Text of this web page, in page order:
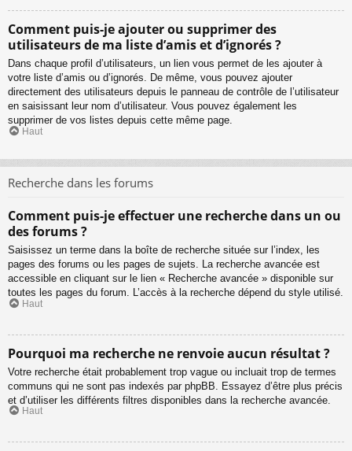
Comment puis-je ajouter ou supprimer des
utilisateurs de ma liste d’amis et d’ignorés ?
Dans chaque profil d’utilisateurs, un lien vous permet de les ajouter à
votre liste d’amis ou d’ignorés. De même, vous pouvez ajouter
directement des utilisateurs depuis le panneau de contrôle de l’utilisateur
en saisissant leur nom d’utilisateur. Vous pouvez également les
supprimer de vos listes depuis cette même page.
Haut
Recherche dans les forums
Comment puis-je effectuer une recherche dans un ou
des forums ?
Saisissez un terme dans la boîte de recherche située sur l’index, les
pages des forums ou les pages de sujets. La recherche avancée est
accessible en cliquant sur le lien « Recherche avancée » disponible sur
toutes les pages du forum. L’accès à la recherche dépend du style utilisé.
Haut
Pourquoi ma recherche ne renvoie aucun résultat ?
Votre recherche était probablement trop vague ou incluait trop de termes
communs qui ne sont pas indexés par phpBB. Essayez d’être plus précis
et d’utiliser les différents filtres disponibles dans la recherche avancée.
Haut